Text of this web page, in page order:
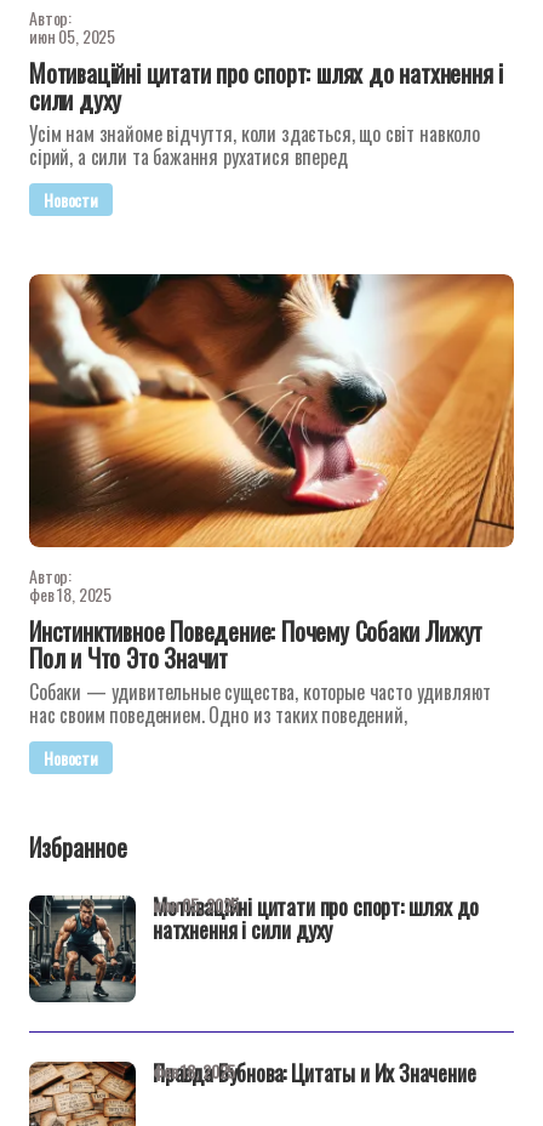
Автор:
июн 05, 2025
Мотиваційні цитати про спорт: шлях до натхнення і
сили духу
Усім нам знайоме відчуття, коли здається, що світ навколо
сірий, а сили та бажання рухатися вперед
Новости
Автор:
фев 18, 2025
Инстинктивное Поведение: Почему Собаки Лижут
Пол и Что Это Значит
Собаки — удивительные существа, которые часто удивляют
нас своим поведением. Одно из таких поведений,
Новости
Избранное
Мотиваційні цитати про спорт: шлях до
натхнення і сили духу
июн 05, 2025
Правда Бубнова: Цитаты и Их Значение
фев 18, 2025